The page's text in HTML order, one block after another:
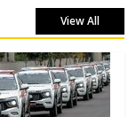
View All